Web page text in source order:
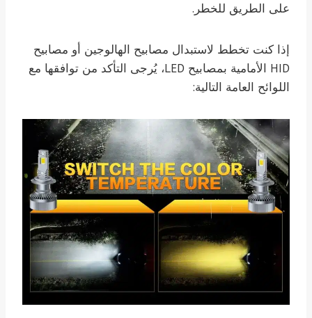
على الطريق للخطر.
إذا كنت تخطط لاستبدال مصابيح الهالوجين أو مصابيح
HID الأمامية بمصابيح LED، يُرجى التأكد من توافقها مع
اللوائح العامة التالية: